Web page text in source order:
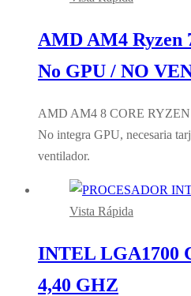
AMD AM4 Ryzen
No GPU / NO
AMD AM4 8 CORE RYZEN
No integra GPU, necesaria
ventilador.
Vista Rápida
INTEL LGA1700
4,40 GHZ